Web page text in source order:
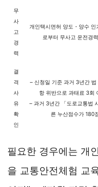
무
사
고
경
력
개인택시면허 양도・양수 인
로부터 무사고 운전경
결
격
사
유
확
인
– 신청일 기준 과거 3년간
항 위반으로 과태료 3회
– 과거 3년간 「도로교통법
른 누산점수가 180
필요한 경우에는 개
을 교통안전체험 교